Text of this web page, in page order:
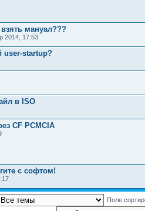
взять мануал???
2014, 17:53
user-startup?
в ISO
CF PCMCIA
с софтом!
Поле